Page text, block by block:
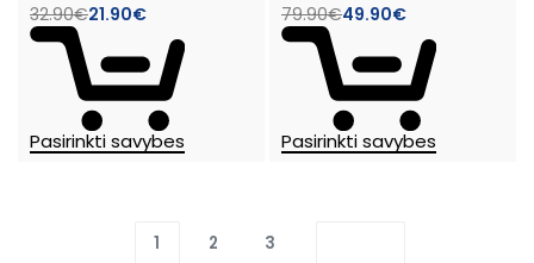
32.90€21.90€
Pasirinkti savybes
79.90€49.90€
Pasirinkti savybes
1 2 3